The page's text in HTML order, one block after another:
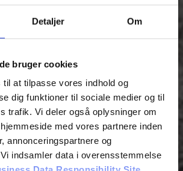
Detaljer Om
bruger cookies
at tilpasse vores indhold og
dig funktioner til sociale medier og til
trafik. Vi deler også oplysninger om
med vores partnere inden
annonceringspartnere og
indsamler data i overensstemmelse